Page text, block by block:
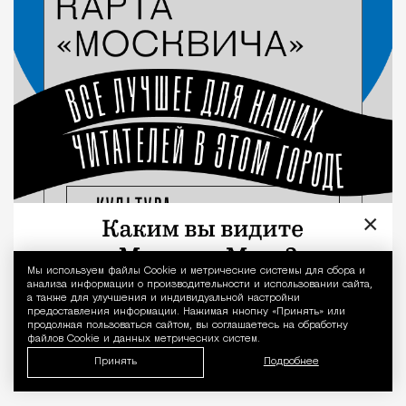
Уведомление
Мы используем файлы Сookie и метрические системы для сбора и
анализа информации о производительности и использовании сайта,
а также для улучшения и индивидуальной настройки
предоставления информации. Нажимая кнопку «Принять» или
продолжая пользоваться сайтом, вы соглашаетесь на обработку
файлов Cookie и данных метрических систем.
Принять Подробнее
×